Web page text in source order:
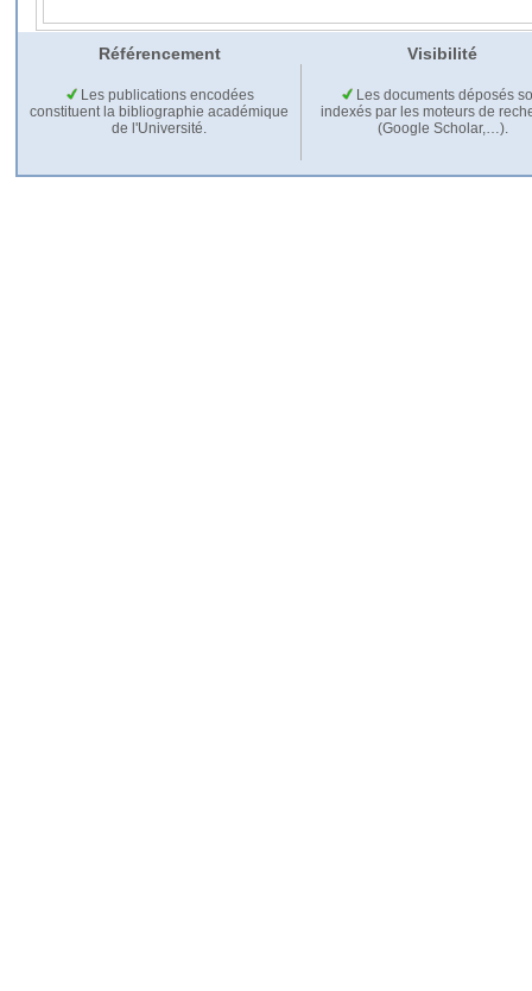
Référencement Visibilité
Les publications encodées
constituent la bibliographie académique
de l'Université.
Les documents déposés
indexés par les moteurs de
(Google Scholar,…).